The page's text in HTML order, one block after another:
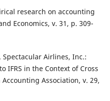
research on accounting
Economics, v. 31, p. 309-
Spectacular Airlines, Inc.:
IFRS in the Context of Cross
Association, v. 29,